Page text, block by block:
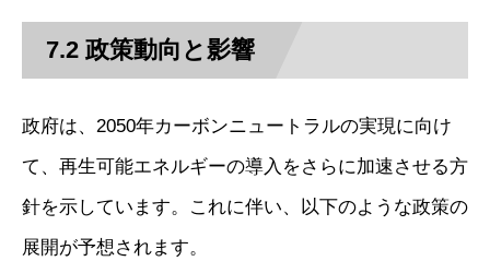
7.2 政策動向と影響
政府は、2050年カーボンニュートラルの実現に向け
て、再生可能エネルギーの導入をさらに加速させる方
針を示しています。これに伴い、以下のような政策の
展開が予想されます。